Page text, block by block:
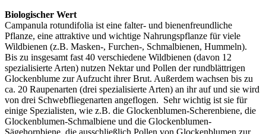
Biologischer Wert
Campanula rotundifolia ist eine falter- und bienenfreundliche
Pflanze, eine attraktive und wichtige Nahrungspflanze für viele
Wildbienen (z.B. Masken-, Furchen-, Schmalbienen, Hummeln).
Bis zu insgesamt fast 40 verschiedene Wildbienen (davon 12
spezialisierte Arten) nutzen Nektar und Pollen der rundblättrigen
Glockenblume zur Aufzucht ihrer Brut. Außerdem wachsen bis zu
ca. 20 Raupenarten (drei spezialisierte Arten) an ihr auf und sie wird
von drei Schwebfliegenarten angeflogen. Sehr wichtig ist sie für
einige Spezialisten, wie z.B. die Glockenblumen-Scherenbiene, die
Glockenblumen-Schmalbiene und die Glockenblumen-
Sägehornbiene, die ausschließlich Pollen von Glockenblumen zur